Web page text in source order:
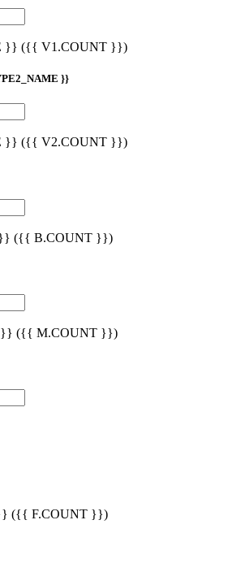
}} ({{ V1.COUNT }})
}}
}} ({{ V2.COUNT }})
({{ B.COUNT }})
}} ({{ M.COUNT }})
({{ F.COUNT }})